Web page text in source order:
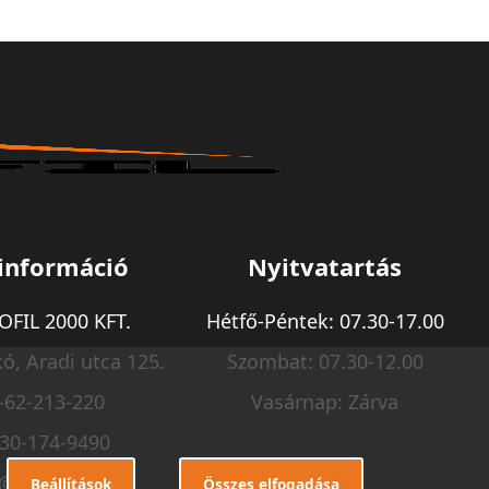
2000 KFT.
Aradi utca 125.
62-213-220
174-9490
profil.hu
Nyitvatartás
Hétfő-Péntek: 07.30-17.00
Szombat: 07.30-12.00
Vasárnap: Zárva
Beállítások Összes elfogadása